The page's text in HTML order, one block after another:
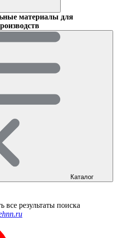
материалы для
Каталог
результаты поиска